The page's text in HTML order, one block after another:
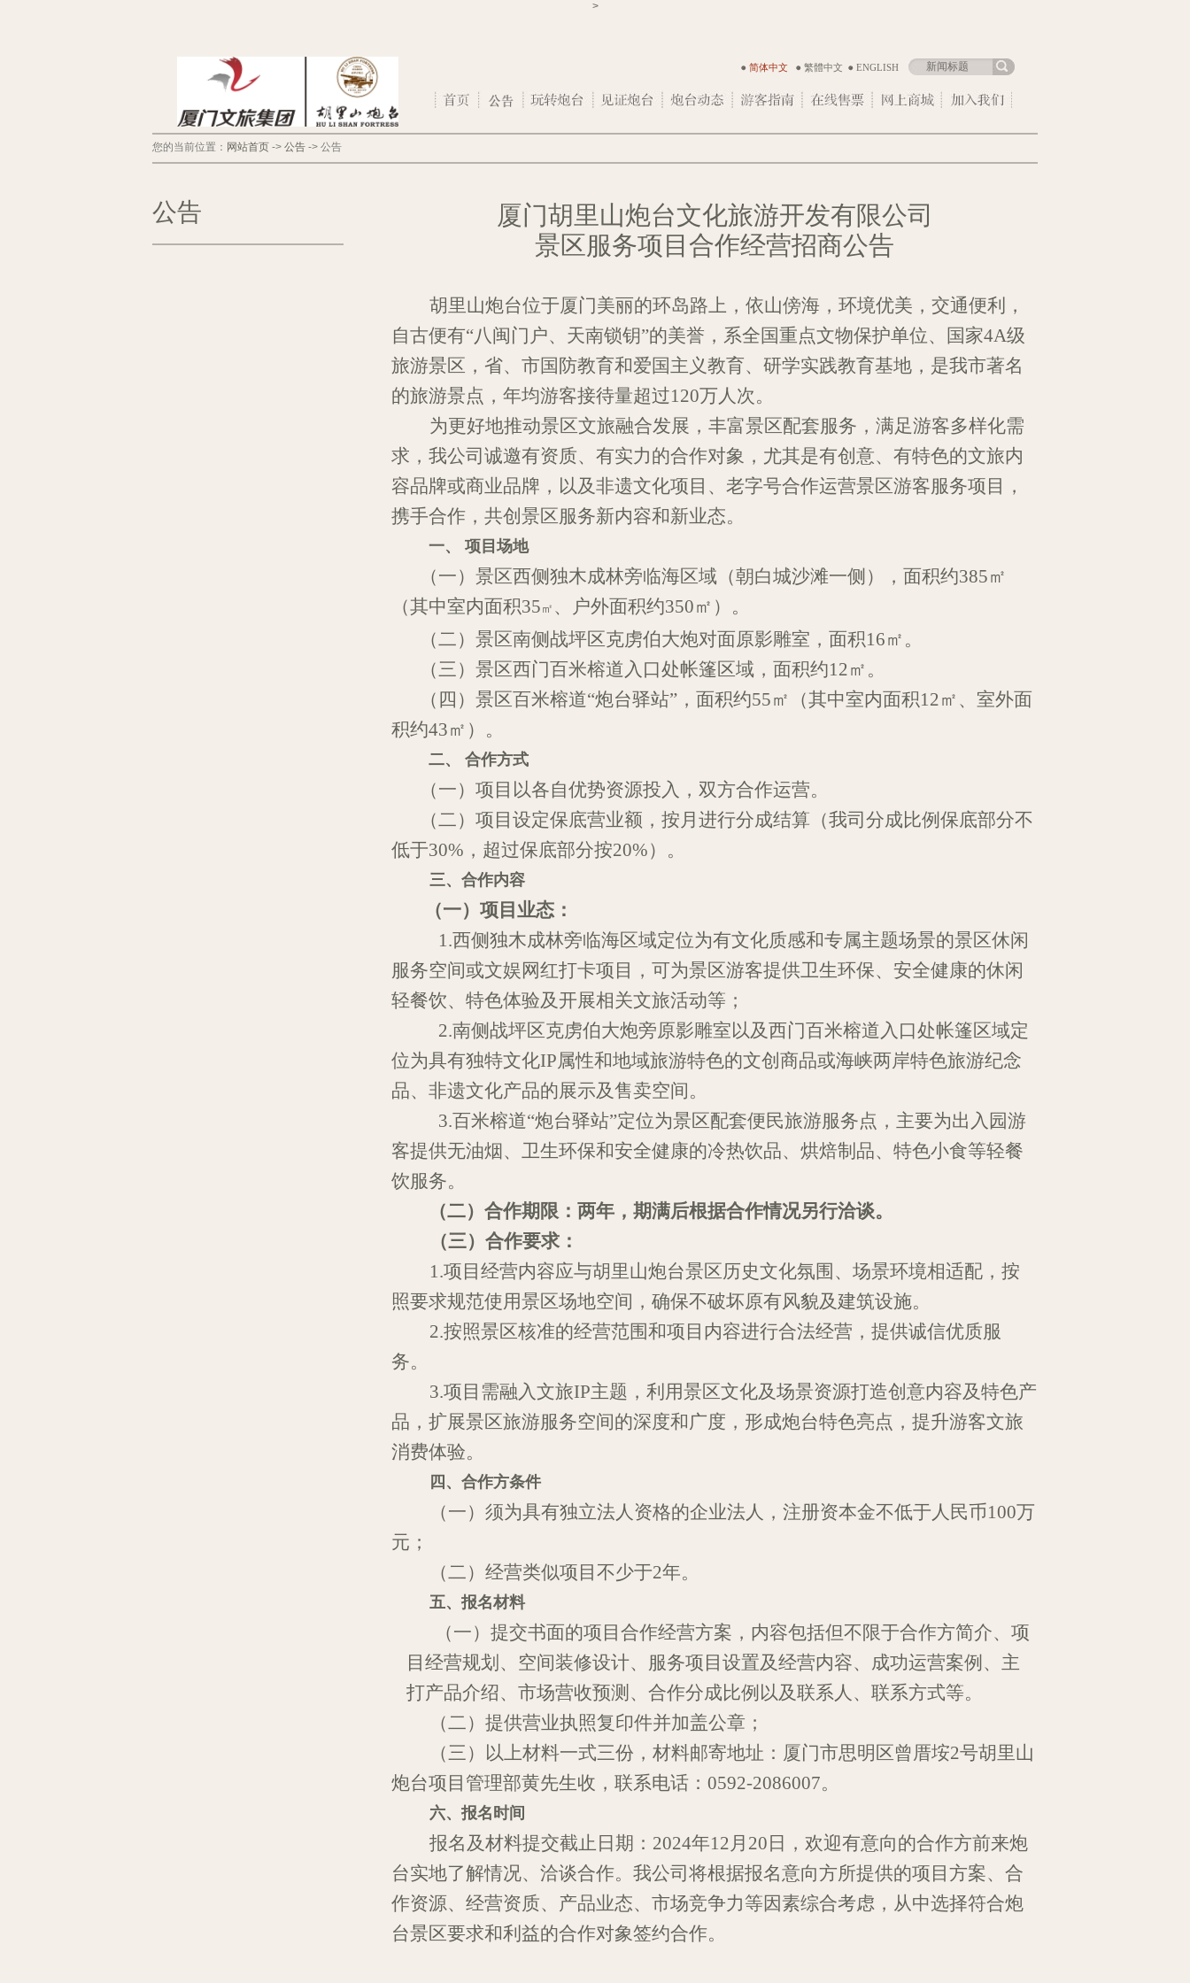
>
简体中文 繁體中文 ENGLISH
您的当前位置： 网站首页 -> 公告 -> 公告
公告 厦门胡 里山炮台文化旅游开发有限公司
景区服务项目合作经营招商公告
胡里山炮台位于厦门美丽的环岛路上，依山傍海，环境优美 ， 交通便利
，
自古便有“八闽门户、天南锁钥”的美誉，系全国重点文物保护单位、国家4A级
旅游景区， 省、 市国防教育和爱国主义教育、 研学实践教育基地， 是我市著名
的旅游景点， 年均游客接待量超过120万人次。
为更好地推动景区文旅融合发展， 丰富景区配套服务， 满足游客多样化需
求 ， 我公司诚邀有资质、 有实力的合作对象 ， 尤其是有创意、有特色的文旅内
容品牌或商业品牌 ， 以及非遗文化项目 、 老字号合作运营景区游客服务项目，
携手合作 ，共创 景区服务新内容和新业态。
一、 项目场地
（一）景区西侧独木成林旁临海区域 （朝白城沙滩一侧 ） ，面积约385㎡
（其中室内面积35 ㎡ 、户外面积约350㎡ ）。
（二）景区南侧 战坪区克虏伯大炮对面原影雕室 ， 面积16㎡ 。
（三）景区西门百米榕道入口处帐篷区域，面积约12㎡ 。
（四） 景区百米榕道“炮台驿站”，面积约55㎡ （其中室内面积12㎡ 、室外面
积约43㎡ ） 。
二、 合作方式
（一）项目以各自优势资源投入 ， 双方合作运营。
（二）项目设定保底营业额，按月 进行分成结算（我司分成比例 保底部分不
低于30%，超过保底部分按20%）。
三、合作内容
（一）项目业态：
1.西侧独木成林旁临海区域定位为有文化质感和专属主题场景的景区休闲
服务空间或文娱网红打卡项目 ， 可为景区游客提供卫生环保、 安全健康的休闲
轻餐饮、特色体验及开展相关文旅活动等 ；
2.南侧 战坪区克虏伯大炮旁原影雕室以及西门百米榕道入口处帐篷区域定
位为具有独特文化IP属性和地域旅游特色的文创商品或海峡两岸特色旅游纪念
品、 非遗文化产品的展示及售卖空间。
3.百米榕道“炮台驿站”定位为景区配套便民旅游服务点，主要为出入 园游
客提供无油烟、卫生环保和安全健康的冷热饮品、 烘焙制品、特色小食等轻餐
饮服务。
（二）合作期限：两年，期满后根据合作情况另行洽谈。
（三）合作要求：
1.项目 经营内容应与胡里山炮台景区历史文化氛围 、 场景环境相适配，按
照要求规范使用景区场地空间，确保不破坏原有风貌及建筑设施。
2.按照景区核准的经营范围和项目 内容进行合法经营，提供诚信优质服
务。
3.项目需融入文旅IP主题 ， 利用景区文化及场景资源打造创意内容及特色产
品，扩展景区旅游服务空间的深度和广度 ，形成炮台特色亮点 ，提升游客文旅
消费体验。
四、合作方条件
（一）须为具有独立法人资格的企业法人，注册资本金不低于人民币100万
元 ；
（二）经营类似项目 不少于2年。
五、报名材料
（一）提交书面的项目合作经营方案 ， 内容包括但不限于合作方简介、 项
目经营规划、空间装修设计、 服务项目 设置及经营内容、成功运营案例、 主
打产品介绍、 市场营收预测 、 合作分成比例 以及联系人 、联系方式等。
（二）提供营业执照复印件并加盖公章；
（三）以上材料一式三份， 材料邮寄地址：厦门市思明区曾厝垵2号胡里山
炮台项目管理部黄先生收，联系电话 ： 0592-2086007。
六、报名时间
报名及材料提交截止日期： 2024年12月 20日，欢迎有意向的合作方前来炮
台实地了解情况、洽谈合作。我公司将根据报名意向方所提供的项目方案、合
作资源、经营资质、 产品业态、 市场竞争力等因素综合考虑， 从中选择符合炮
台景区要求和利益的合作对象签约合作。